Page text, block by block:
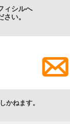
ィシルへ
い。
かねます。